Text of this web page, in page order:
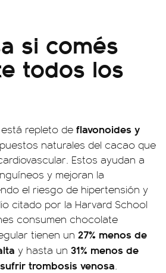
si comés
todos los
repleto de flavonoides y
naturales del cacao que
Estos ayudan a
y mejoran la
el riesgo de hipertensión y
citado por la Harvard School
consumen chocolate
tienen un 27% menos de
y hasta un 31% menos de
trombosis venosa.